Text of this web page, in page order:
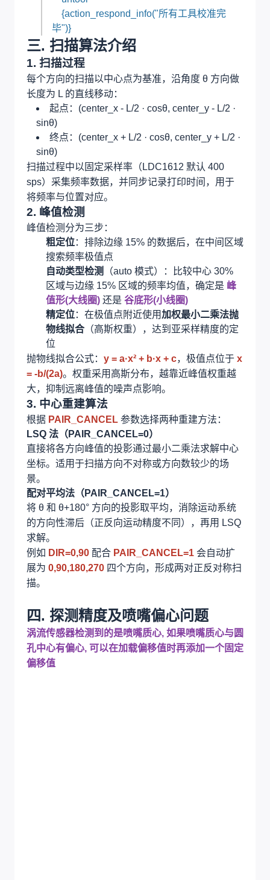
{action_respond_info("所有工具校准完
毕")}
三. 扫描算法介绍
1. 扫描过程
每个方向的扫描以中心点为基准，沿角度 θ 方向做
长度为 L 的直线移动：
起点：(center_x - L/2 · cosθ, center_y - L/2 ·
sinθ)
终点：(center_x + L/2 · cosθ, center_y + L/2 ·
sinθ)
扫描过程中以固定采样率（LDC1612 默认 400
sps）采集频率数据，并同步记录打印时间，用于
将频率与位置对应。
2. 峰值检测
峰值检测分为三步：
粗定位：排除边缘 15% 的数据后，在中间区域
搜索频率极值点
自动类型检测
（auto 模式）：比较中心 30%
区域与边缘 15% 区域的频率均值，确定是 峰
值形(大线圈) 还是 谷底形(小线圈)
精定位：在极值点附近使用加权最小二乘法抛
物线拟合 （高斯权重），达到亚采样精度的定
位
抛物线拟合公式： y = a·x² + b·x + c，极值点位于 x
= -b/(2a)。权重采用高斯分布，越靠近峰值权重越
大，抑制远离峰值的噪声点影响。
3. 中心重建算法
根据 PAIR_CANCEL 参数选择两种重建方法：
LSQ 法（PAIR_CANCEL=0）
直接将各方向峰值的投影通过最小二乘法求解中心
坐标。适用于扫描方向不对称或方向数较少的场
景。
配对平均法（PAIR_CANCEL=1）
将 θ 和 θ+180° 方向的投影取平均，消除运动系统
的方向性滞后（正反向运动精度不同），再用 LSQ
求解。
例如 DIR=0,90 配合 PAIR_CANCEL=1 会自动扩
展为 0,90,180,270 四个方向，形成两对正反对称扫
描。
四. 探测精度及喷嘴偏心问题
涡流传感器检测到的是喷嘴质心, 如果喷嘴质心与圆
孔中心有偏心, 可以在加载偏移值时再添加一个固定
偏移值